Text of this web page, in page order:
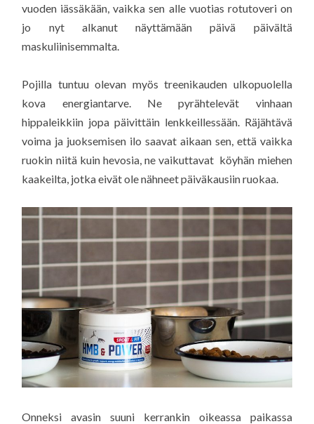
vuoden iässäkään, vaikka sen alle vuotias rotutoveri on
jo nyt alkanut näyttämään päivä päivältä
maskuliinisemmalta.
Pojilla tuntuu olevan myös treenikauden ulkopuolella
kova energiantarve. Ne pyrähtelevät vinhaan
hippaleikkiin jopa päivittäin lenkkeillessään. Räjähtävä
voima ja juoksemisen ilo saavat aikaan sen, että vaikka
ruokin niitä kuin hevosia, ne vaikuttavat köyhän miehen
kaakeilta, jotka eivät ole nähneet päiväkausiin ruokaa.
Onneksi avasin suuni kerrankin oikeassa paikassa